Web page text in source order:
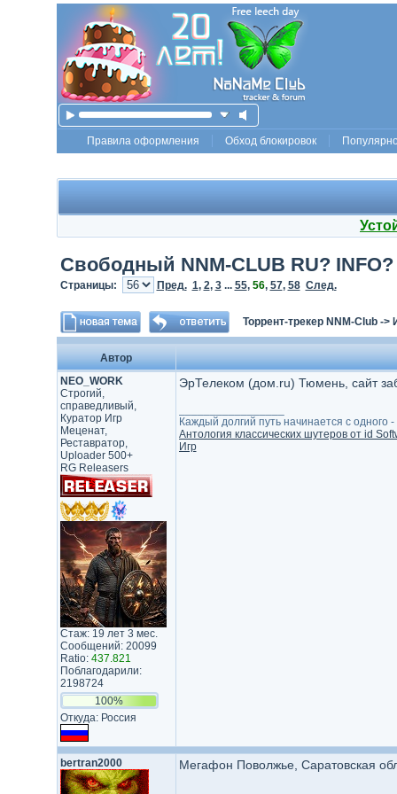
Правила оформления Обход блокировок
Свободный NNM-CLUB RU?
Страницы: Пред. 1, 2, 3... 55, 56, 57, 58 След.
Торрент-трекер NNM-Club->
Автор
NEO_WORK
Строгий,
справедливый,
Куратор Игр
Меценат,
Реставратор,
Uploader 500+
RG Releasers
Стаж: 19 лет 3 мес.
Сообщений: 20099
Ratio: 437.821
Поблагодарили:
2198724
100%
Откуда: Россия
ЭрТелеком (дом.ru) Тюмень, сайт
Каждый долгий путь начинается с одного -
Антология классических шутеров от id
Игр
bertran2000 Мегафон Поволжье, Саратовская